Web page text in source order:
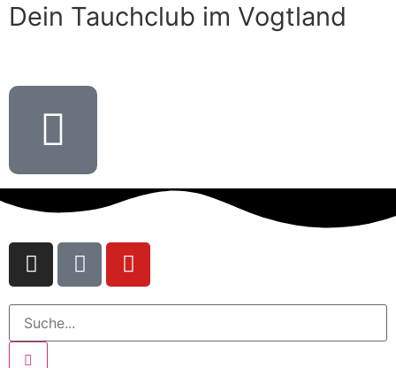
Dein Tauchclub im Vogtland